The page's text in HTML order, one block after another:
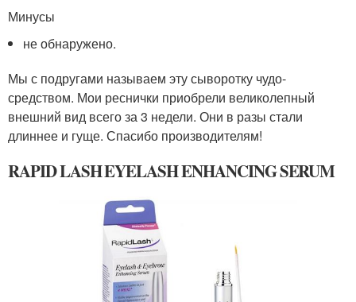
Минусы
не обнаружено.
Мы с подругами называем эту сыворотку чудо-
средством. Мои реснички приобрели великолепный
внешний вид всего за 3 недели. Они в разы стали
длиннее и гуще. Спасибо производителям!
RAPID LASH EYELASH ENHANCING SERUM